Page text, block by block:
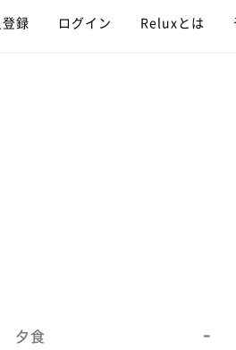
録 ログイン Reluxとは
夕食 -